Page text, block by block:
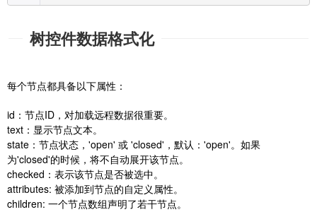
树控件数据格式化
每个节点都具备以下属性：
id：节点ID，对加载远程数据很重要。
text：显示节点文本。
state：节点状态，'open' 或 'closed'，默认：'open'。如果
为'closed'的时候，将不自动展开该节点。
checked：表示该节点是否被选中。
attributes: 被添加到节点的自定义属性。
children: 一个节点数组声明了若干节点。